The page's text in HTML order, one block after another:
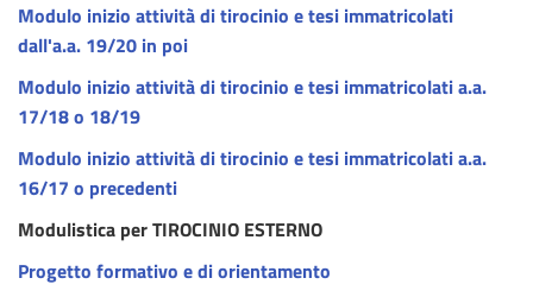
Modulo inizio attività di tirocinio e tesi immatricolati
dall'a.a. 19/20 in poi
Modulo inizio attività di tirocinio e tesi immatricolati a.a.
17/18 o 18/19
Modulo inizio attività di tirocinio e tesi immatricolati a.a.
16/17 o precedenti
Modulistica per TIROCINIO ESTERNO
Progetto formativo e di orientamento